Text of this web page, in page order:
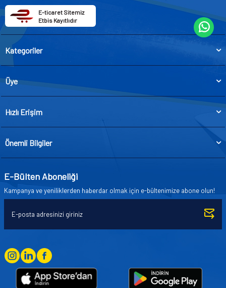
E-ticaret Sitemiz
Etbis Kayıtlıdır
Kategoriler
Üye
Hızlı Erişim
Önemli Bilgiler
E-Bülten Aboneliği
Kampanya ve yeniliklerden haberdar olmak için e-bültenimize abone olun!